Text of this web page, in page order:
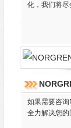
化，我们将尽
如果需要咨
全力解决您的